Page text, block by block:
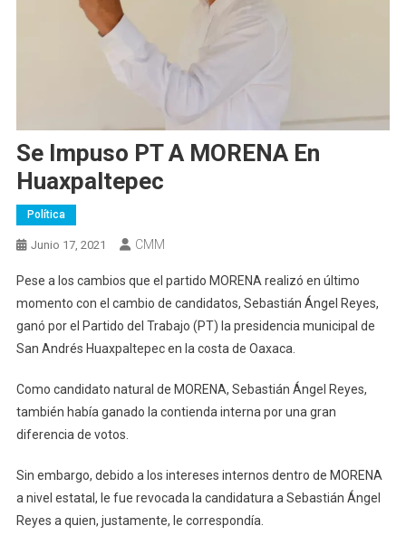
Se Impuso PT A MORENA En
Huaxpaltepec
Política
Junio 17, 2021 CMM
Pese a los cambios que el partido MORENA realizó en último
momento con el cambio de candidatos, Sebastián Ángel Reyes,
ganó por el Partido del Trabajo (PT) la presidencia municipal de
San Andrés Huaxpaltepec en la costa de Oaxaca.
Como candidato natural de MORENA, Sebastián Ángel Reyes,
también había ganado la contienda interna por una gran
diferencia de votos.
Sin embargo, debido a los intereses internos dentro de MORENA
a nivel estatal, le fue revocada la candidatura a Sebastián Ángel
Reyes a quien, justamente, le correspondía.